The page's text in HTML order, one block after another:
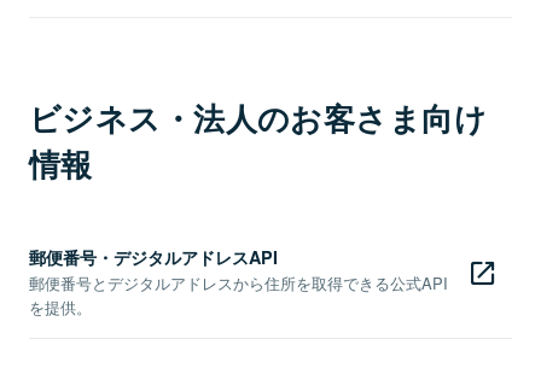
ビジネス・法人のお客さま向け
情報
郵便番号・デジタルアドレスAPI
郵便番号とデジタルアドレスから住所を取得できる公式API
を提供。